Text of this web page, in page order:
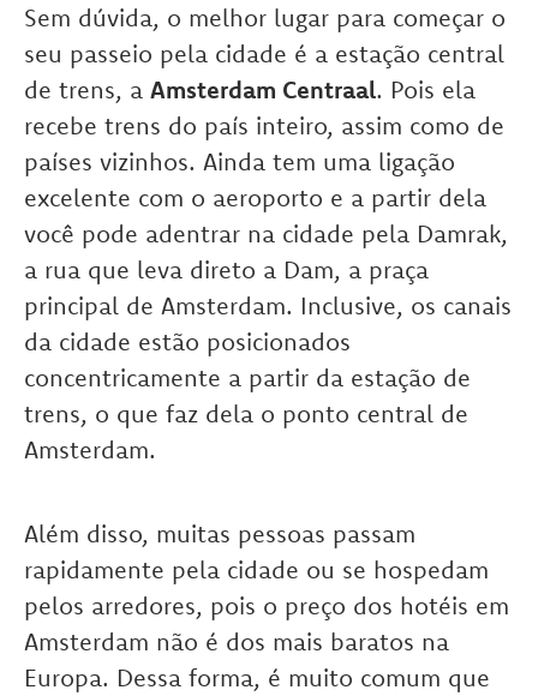
Sem dúvida, o melhor lugar para começar o
seu passeio pela cidade é a estação central
de trens, a Amsterdam Centraal. Pois ela
recebe trens do país inteiro, assim como de
países vizinhos. Ainda tem uma ligação
excelente com o aeroporto e a partir dela
você pode adentrar na cidade pela Damrak,
a rua que leva direto a Dam, a praça
principal de Amsterdam. Inclusive, os canais
da cidade estão posicionados
concentricamente a partir da estação de
trens, o que faz dela o ponto central de
Amsterdam.
Além disso, muitas pessoas passam
rapidamente pela cidade ou se hospedam
pelos arredores, pois o preço dos hotéis em
Amsterdam não é dos mais baratos na
Europa. Dessa forma, é muito comum que